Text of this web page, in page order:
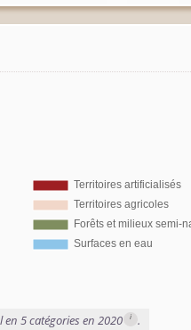
5 catégories en 2020 i .